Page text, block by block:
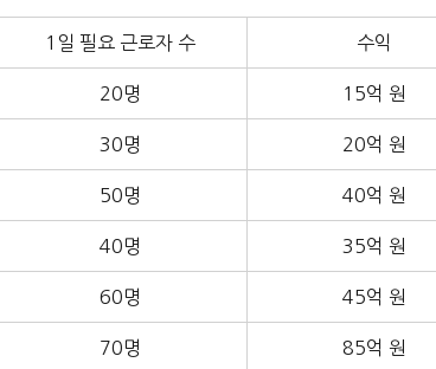
1일 필요 근로자 수 수익
20명 15억 원
30명 20억 원
50명 40억 원
40명 35억 원
60명 45억 원
70명 85억 원